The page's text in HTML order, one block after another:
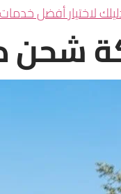
لاختيار أفضل
شحن